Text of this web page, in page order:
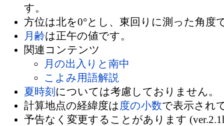
す。
方位は北を0°とし、東回りに測った角度
月齢は正午の値です。
関連コンテンツ
月の出入りと南中
こよみ用語解説
夏時刻 については考慮しておりません。
計算地点の経緯度は 度の小数で表示され
予告なく変更することがあります